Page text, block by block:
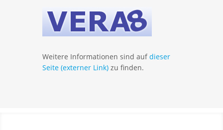
Weitere Informationen sind aufdieser
Seite (externer Link)zu finden.